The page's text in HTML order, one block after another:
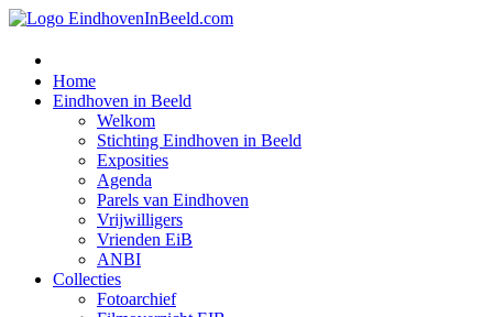
Home
Eindhoven in Beeld
Welkom
Stichting Eindhoven in Beeld
Exposities
Agenda
Parels van Eindhoven
Vrijwilligers
Vrienden EiB
ANBI
Collecties
Fotoarchief